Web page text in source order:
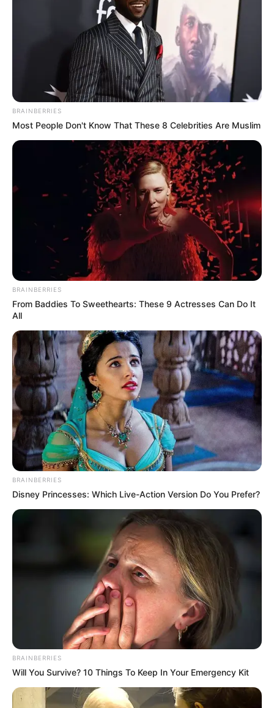
Pfizer's Worst Nightmare: Men Canceling $80
Prescriptions For This 87¢ Blue Pill Hack
Looking For Extra Income Online?
EXTRA INCOME ONLINE
Neuropathy Has Linked To A Common Habit. Do
BRAINBERRIES
Most People Don't Know That These 8 Celebrities Are Muslim
BRAINBERRIES
From Baddies To Sweethearts: These 9 Actresses Can Do It
All
BRAINBERRIES
Disney Princesses: Which Live-Action Version Do You Prefer?
BRAINBERRIES
Will You Survive? 10 Things To Keep In Your Emergency Kit